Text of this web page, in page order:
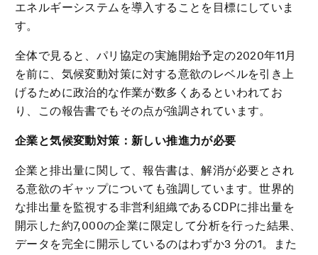
エネルギーシステムを導入することを目標にしていま
す。
全体で見ると、パリ協定の実施開始予定の2020年11月
を前に、気候変動対策に対する意欲のレベルを引き上
げるために政治的な作業が数多くあるといわれてお
り、この報告書でもその点が強調されています。
企業と気候変動対策：新しい推進力が必要
企業と排出量に関して、報告書は、解消が必要とされ
る意欲のギャップについても強調しています。世界的
な排出量を監視する非営利組織であるCDPに排出量を
開示した約7,000の企業に限定して分析を行った結果、
データを完全に開示しているのはわずか3 分の1。また